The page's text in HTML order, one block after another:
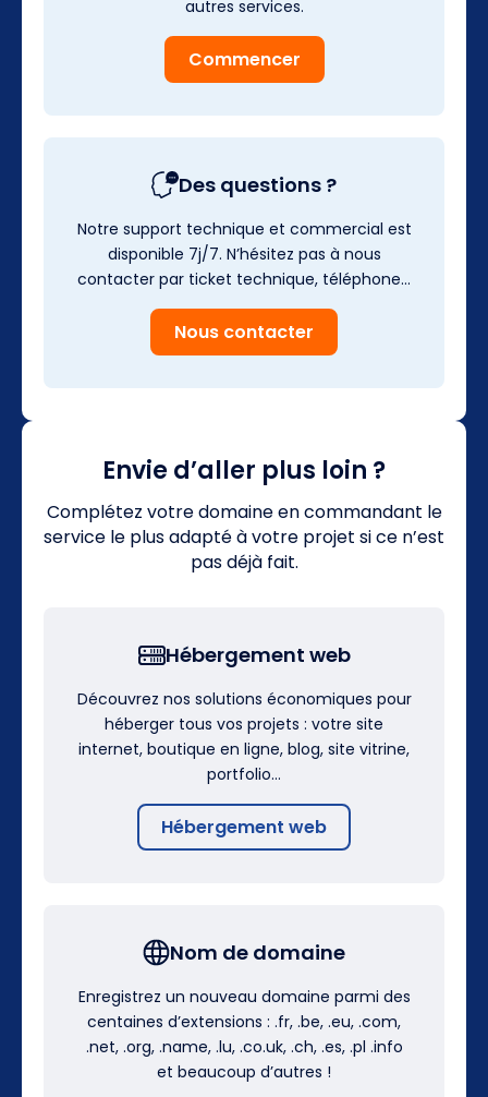
autres services.
Commencer
Des questions ?
Notre support technique et commercial est
disponible 7j/7. N’hésitez pas à nous
contacter par ticket technique, téléphone…
Nous contacter
Envie d’aller plus loin ?
Complétez votre domaine en commandant le
service le plus adapté à votre projet si ce n’est
pas déjà fait.
Hébergement web
Découvrez nos solutions économiques pour
héberger tous vos projets : votre site
internet, boutique en ligne, blog, site vitrine,
portfolio…
Hébergement web
Nom de domaine
Enregistrez un nouveau domaine parmi des
centaines d’extensions : .fr, .be, .eu, .com,
.net, .org, .name, .lu, .co.uk, .ch, .es, .pl .info
et beaucoup d’autres !